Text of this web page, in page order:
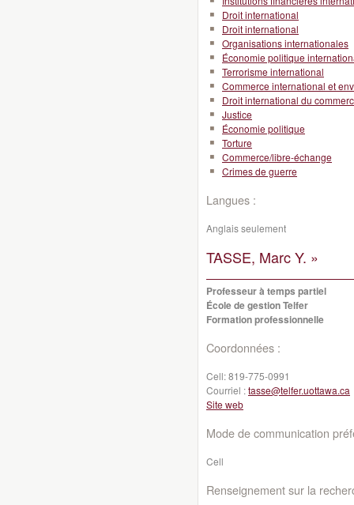
Droit international
Droit international
Organisations internationales
Économie politique
Terrorisme international
Commerce international et
Droit international du
Justice
Économie politique
Torture
Commerce/libre-échange
Crimes de guerre
Langues :
Anglais seulement
TASSE, Marc Y. »
Professeur à temps partiel
École de gestion Telfer
Formation professionnelle
Coordonnées :
Cell:819-775-0991
Courriel :tasse@telfer.uottawa.ca
Site web
Mode de communication
Cell
Renseignement sur la